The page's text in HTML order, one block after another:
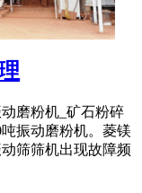
磨粉机_矿石粉碎
振动磨粉机。菱镁
筛筛机出现故障频